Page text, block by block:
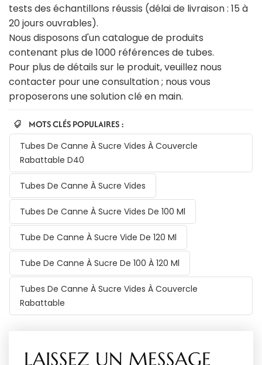
tests des échantillons réussis (délai de livraison : 15 à
20 jours ouvrables).
Nous disposons d'un catalogue de produits
contenant plus de 1000 références de tubes.
Pour plus de détails sur le produit, veuillez nous
contacter pour une consultation ; nous vous
proposerons une solution clé en main.
MOTS CLÉS POPULAIRES :
Tubes De Canne À Sucre Vides À Couvercle
Rabattable D40
Tubes De Canne À Sucre Vides
Tubes De Canne À Sucre Vides De 100 Ml
Tube De Canne À Sucre Vide De 120 Ml
Tube De Canne À Sucre De 100 À 120 Ml
Tubes De Canne À Sucre Vides À Couvercle
Rabattable
LAISSEZ UN MESSAGE